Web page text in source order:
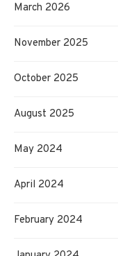
March 2026
November 2025
October 2025
August 2025
May 2024
April 2024
February 2024